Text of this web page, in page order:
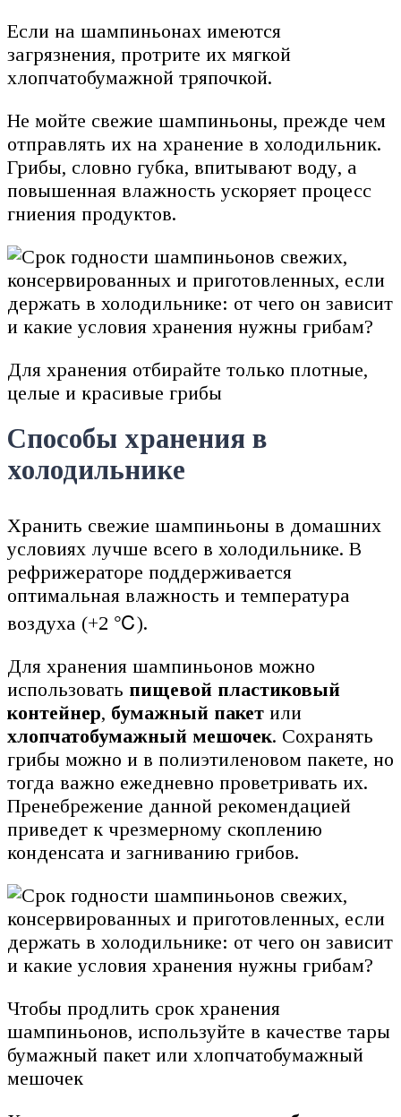
Если на шампиньонах имеются
загрязнения, протрите их мягкой
хлопчатобумажной тряпочкой.
Не мойте свежие шампиньоны, прежде чем
отправлять их на хранение в холодильник.
Грибы, словно губка, впитывают воду, а
повышенная влажность ускоряет процесс
гниения продуктов.
Для хранения отбирайте только плотные,
целые и красивые грибы
Способы хранения в
холодильнике
Хранить свежие шампиньоны в домашних
условиях лучше всего в холодильнике. В
рефрижераторе поддерживается
оптимальная влажность и температура
воздуха (+2 ℃).
Для хранения шампиньонов можно
использовать пищевой пластиковый
контейнер, бумажный пакет или
хлопчатобумажный мешочек. Сохранять
грибы можно и в полиэтиленовом пакете, но
тогда важно ежедневно проветривать их.
Пренебрежение данной рекомендацией
приведет к чрезмерному скоплению
конденсата и загниванию грибов.
Чтобы продлить срок хранения
шампиньонов, используйте в качестве тары
бумажный пакет или хлопчатобумажный
мешочек